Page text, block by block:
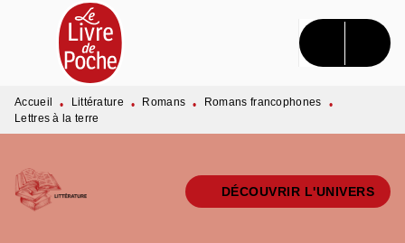
MENU RECHERCHE CONTENU
PIED DE PAGE
Accueil • Littérature • Romans • Romans francophones
•
Lettres à la terre
DÉCOUVRIR L'UNIVERS